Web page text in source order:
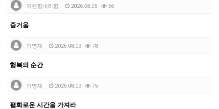
지전힘내라힘 2026.08.05 56
즐거움
이명재 2026.08.03 78
행복의 순간
이명재 2026.08.03 75
펼화로운 시간을 가져라